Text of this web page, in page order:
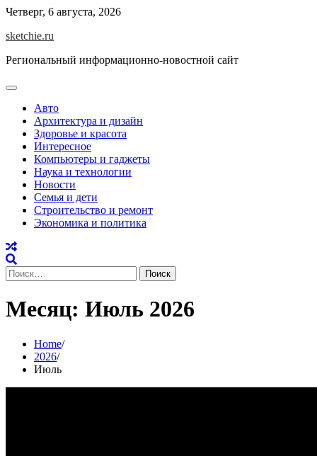
Skip
content
Четверг, 6 августа, 2026
sketchie.ru
Региональный информационно-новостной сайт
Авто
Архитектура и дизайн
Здоровье и красота
Интересное
Компьютеры и гаджеты
Наука и технологии
Новости
Семья и дети
Строительство и ремонт
Экономика и политика
Найти:
Месяц: Июль 2026
Home
2026
Июль